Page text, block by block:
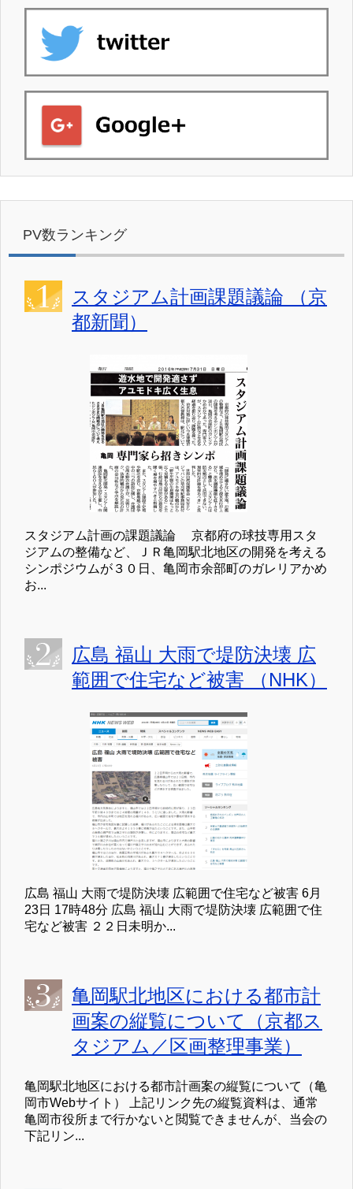
PV数ランキング
スタジアム計画課題議論 （京
都新聞）
スタジアム計画の課題議論 京都府の球技専用スタ
ジアムの整備など、ＪＲ亀岡駅北地区の開発を考える
シンポジウムが３０日、亀岡市余部町のガレリアかめ
お...
広島 福山 大雨で堤防決壊 広
範囲で住宅など被害 （NHK）
広島 福山 大雨で堤防決壊 広範囲で住宅など被害 6月
23日 17時48分 広島 福山 大雨で堤防決壊 広範囲で住
宅など被害 ２２日未明か...
亀岡駅北地区における都市計
画案の縦覧について（京都ス
タジアム／区画整理事業）
亀岡駅北地区における都市計画案の縦覧について（亀
岡市Webサイト） 上記リンク先の縦覧資料は、通常
亀岡市役所まで行かないと閲覧できませんが、当会の
下記リン...